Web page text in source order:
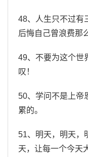
48、人生只不过有
后悔自己曾浪费那
49、不要为这个世
叹！
50、学问不是上帝
累的。
51、明天，明天，
天，让每一个今天